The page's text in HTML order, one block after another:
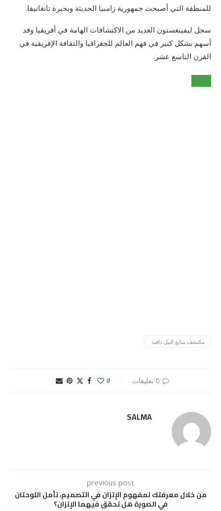
للمنطقة التي أصبحت جمهورية زامبيا الحديثة وبحيرة تانغانيقا.
سجل ليفينغستون العديد من الاكتشافات الهامة في أفريقيا وقد
أسهم بشكل كبير في فهم العالم للجغرافيا والثقافة الإفريقية في
القرن التاسع عشر.
مكتشف منابع النيل دافيد
0 تعليقات 0
SALMA
previous post
من خلال معرفتك لمفهوم الإتزان في التصميم، تأمل اللوحتان
في الصورة هل تحقق فيهما الإتزان؟